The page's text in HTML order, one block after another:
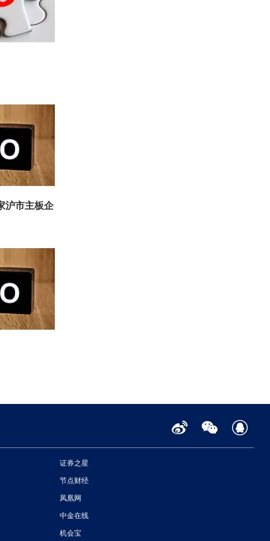
沪市主板企
证券之星
节点财经
凤凰网
中金在线
机会宝